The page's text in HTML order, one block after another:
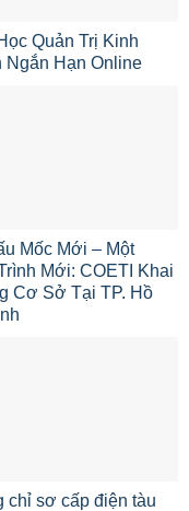
Quản Trị Kinh
Ngắn Hạn Online
Mốc Mới – Một
Mới: COETI Khai
Cơ Sở Tại TP. Hồ
chỉ sơ cấp điện tàu